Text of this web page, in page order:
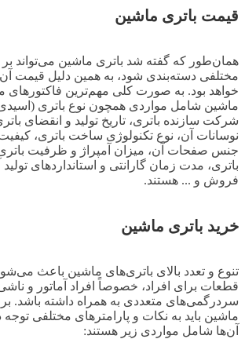
قیمت باتری ماشین
همان‌طور که گفته شد باتری ماشین می‌تواند
مختلفی دسته‌بندی شود، به همین دلیل قیمت
خواهد بود. به صورت کلی مهم‌ترین فاکتورهای
ماشین شامل مواردی همچون نوع باتری (اسیدی
شرکت سازنده باتری، تاریخ تولید و انقضای
نوسانات آن، نوع تکنولوژی ساخت باتری،
جنس صفحات آن، میزان آمپراژ و ظرفیت
باتری، مدت زمان گارانتی و استانداردهای
فروش و ... هستند.
خرید باتری ماشین
تنوع و تعدد بالای باتری‌های ماشین باعث
قطعات برای افراد، خصوصاً افراد آماتور و
سردرگمی‌های متعددی به همراه داشته باشد.
ماشین باید به نکات و پارامترهای مختلفی
آن‌ها شامل مواردی زیر هستند: